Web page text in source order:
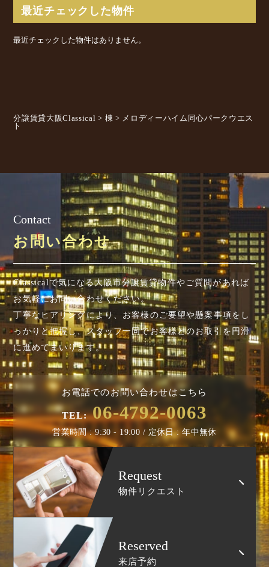
最近チェックした物件
最近チェックした物件はありません。
分譲賃貸大阪Classical > 棟 > メロディーハイム同心パークウエス
ト
Contact
お問い合わせ
Classicalで気になる大阪市分譲賃貸物件やご質問があれば
お気軽にお問い合わせください。
丁寧なヒアリングにより、お客様のご要望や懸案事項を し
っかりと把握し、スタッフ一同でお客様とのお取引を円滑
に進めてまいります。
お電話でのお問い合わせはこちら
TEL: 06-4792-0063
営業時間 : 9:30 - 19:00 / 定休日 : 年中無休
Request
物件リクエスト
Reserved
来店予約